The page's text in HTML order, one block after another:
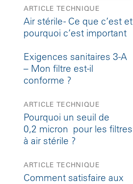
ARTICLE TECHNIQUE
Air stérile - Ce que c’est et
pourquoi c’est important
Exigences sanitaires 3-A
– Mon filtre est-il
conforme ?
ARTICLE TECHNIQUE
Pourquoi un seuil de
0,2 micron pour les filtres
à air stérile ?
ARTICLE TECHNIQUE
Comment satisfaire aux